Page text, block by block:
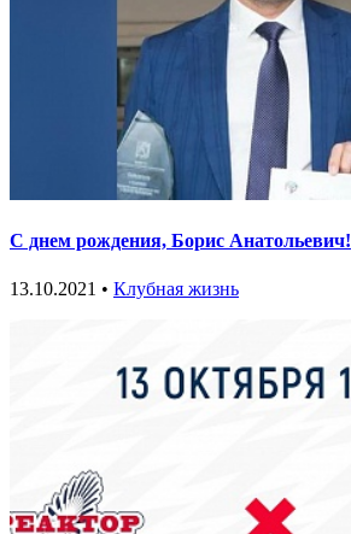
С днем рождения, Борис Анатольевич!
13.10.2021 • Клубная жизнь